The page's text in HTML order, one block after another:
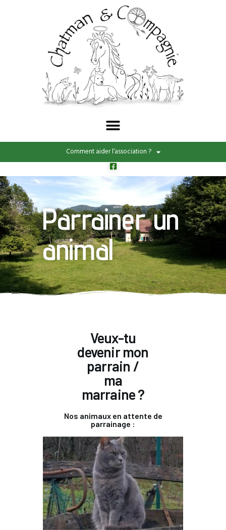
Comment aider l’association ?
Parrainer un
animal
Veux-tu
devenir mon
parrain /
ma
marraine ?
Nos animaux en attente de
parrainage :